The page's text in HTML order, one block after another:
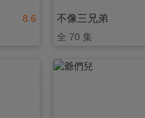
8.6 不像三兄弟
全 70 集